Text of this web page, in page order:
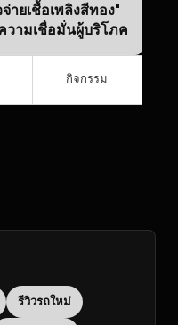
ายเชื้อเพลิงสีทอง"
วามเชื่อมั่นผู้บริโภค
กิจกรรม
รีวิวรถใหม่